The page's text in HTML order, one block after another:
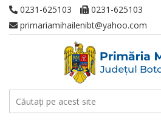
0231-625103
0231-625103
primariamihailenibt@yahoo.com